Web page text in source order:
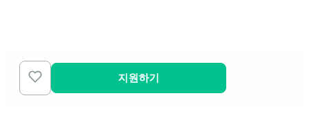
지원하기